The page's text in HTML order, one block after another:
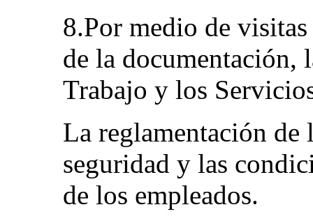
8.Por medio de
de la documentación,
Trabajo y los
La reglamentación de
seguridad y las
de los empleados.